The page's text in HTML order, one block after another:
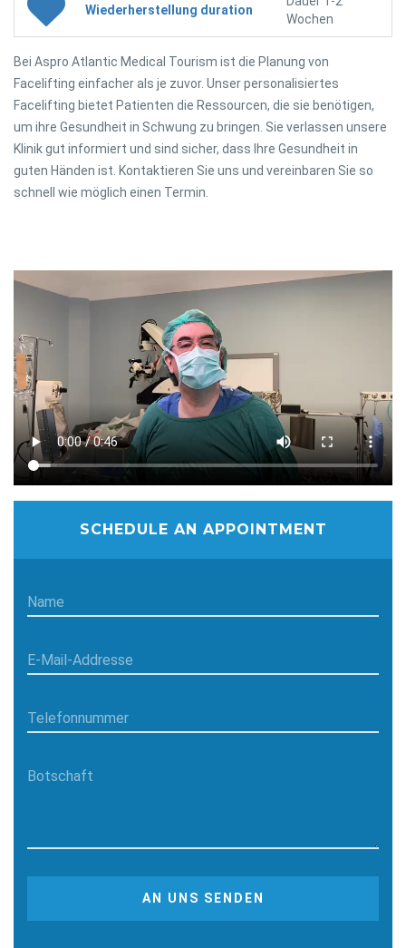
Wiederherstellung duration
Wochen
Bei Aspro Atlantic Medical Tourism ist die Planung von
Facelifting einfacher als je zuvor. Unser personalisiertes
Facelifting bietet Patienten die Ressourcen, die sie benötigen,
um ihre Gesundheit in Schwung zu bringen. Sie verlassen unsere
Klinik gut informiert und sind sicher, dass Ihre Gesundheit in
guten Händen ist. Kontaktieren Sie uns und vereinbaren Sie so
schnell wie möglich einen Termin.
SCHEDULE AN APPOINTMENT
Name
E-Mail-Addresse
Telefonnummer
Botschaft
AN UNS SENDEN